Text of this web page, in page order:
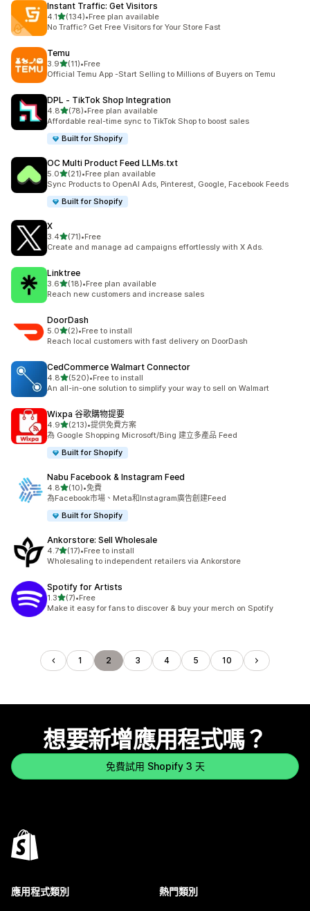
Instant Traffic: Get Visitors
4.1滿分 5 顆星
(134)
共有 134 則評價
•Free plan available
No Traffic? Get Free Visitors for Your Store Fast
Temu
3.9滿分 5 顆星
(11)
共有 11 則評價
•Free
Official Temu App -Start Selling to Millions of Buyers on Temu
DPL ‑ TikTok Shop Integration
4.8滿分 5 顆星
(78)
共有 78 則評價
•Free plan available
Affordable real-time sync to TikTok Shop to boost sales
Built for Shopify
OC Multi Product Feed LLMs.txt
5.0滿分 5 顆星
(21)
共有 21 則評價
•Free plan available
Sync Products to OpenAI Ads, Pinterest, Google, Facebook Feeds
Built for Shopify
X
3.4滿分 5 顆星
(71)
共有 71 則評價
•Free
Create and manage ad campaigns effortlessly with X Ads.
Linktree
3.6滿分 5 顆星
(18)
共有 18 則評價
•Free plan available
Reach new customers and increase sales
DoorDash
5.0滿分 5 顆星
(2)
共有 2 則評價
•Free to install
Reach local customers with fast delivery on DoorDash
CedCommerce Walmart Connector
4.8滿分 5 顆星
(520)
共有 520 則評價
•Free to install
An all-in-one solution to simplify your way to sell on Walmart
Wixpa 谷歌購物提要
4.9滿分 5 顆星
(213)
共有 213 則評價
•提供免費方案
為 Google Shopping Microsoft/Bing 建立多產品 Feed
Built for Shopify
Nabu Facebook & Instagram Feed
4.8滿分 5 顆星
(10)
共有 10 則評價
•免費
為Facebook市場、Meta和Instagram廣告創建Feed
Built for Shopify
Ankorstore: Sell Wholesale
4.7滿分 5 顆星
(17)
共有 17 則評價
•Free to install
Wholesaling to independent retailers via Ankorstore
Spotify for Artists
1.3滿分 5 顆星
(7)
共有 7 則評價
•Free
Make it easy for fans to discover & buy your merch on Spotify
1 2 3 4 5 10
想要新增應用程式嗎？
免費試用 Shopify 3 天
應用程式類別 熱門類別